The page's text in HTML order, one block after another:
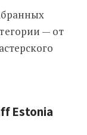
— от
Estonia